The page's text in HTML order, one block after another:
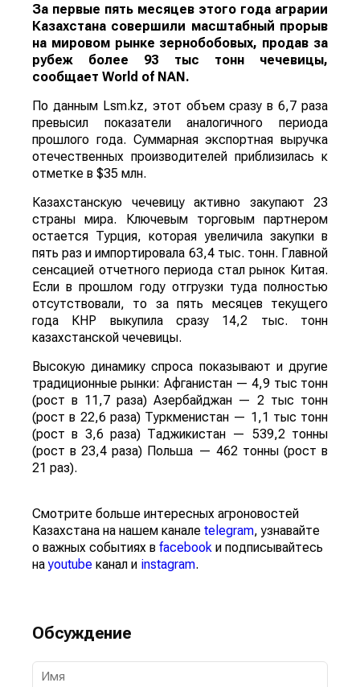
За первые пять месяцев этого года аграрии
Казахстана совершили масштабный прорыв
на мировом рынке зернобобовых, продав за
рубеж более 93 тыс тонн чечевицы,
сообщает World of NAN.
По данным Lsm.kz, этот объем сразу в 6,7 раза
превысил показатели аналогичного периода
прошлого года. Суммарная экспортная выручка
отечественных производителей приблизилась к
отметке в $35 млн.
Казахстанскую чечевицу активно закупают 23
страны мира. Ключевым торговым партнером
остается Турция, которая увеличила закупки в
пять раз и импортировала 63,4 тыс. тонн. Главной
сенсацией отчетного периода стал рынок Китая.
Если в прошлом году отгрузки туда полностью
отсутствовали, то за пять месяцев текущего
года КНР выкупила сразу 14,2 тыс. тонн
казахстанской чечевицы.
Высокую динамику спроса показывают и другие
традиционные рынки: Афганистан — 4,9 тыс тонн
(рост в 11,7 раза) Азербайджан — 2 тыс тонн
(рост в 22,6 раза) Туркменистан — 1,1 тыс тонн
(рост в 3,6 раза) Таджикистан — 539,2 тонны
(рост в 23,4 раза) Польша — 462 тонны (рост в
21 раз).
Смотрите больше интересных агроновостей
Казахстана на нашем канале telegram, узнавайте
о важных событиях в facebook и подписывайтесь
наyoutube канал и instagram.
Обсуждение